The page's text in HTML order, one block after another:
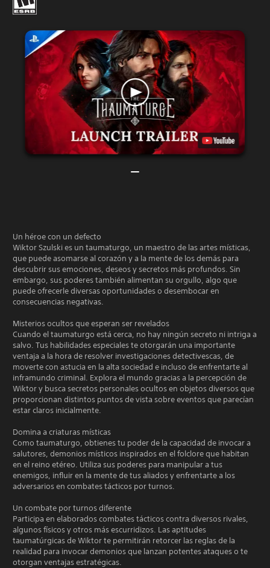
Un héroe con un defecto
Wiktor Szulski es un taumaturgo, un maestro de las artes místicas,
que puede asomarse al corazón y a la mente de los demás para
descubrir sus emociones, deseos y secretos más profundos. Sin
embargo, sus poderes también alimentan su orgullo, algo que
puede ofrecerle diversas oportunidades o desembocar en
consecuencias negativas.
Misterios ocultos que esperan ser revelados
Cuando el taumaturgo está cerca, no hay ningún secreto ni intriga a
salvo. Tus habilidades especiales te otorgarán una importante
ventaja a la hora de resolver investigaciones detectivescas, de
moverte con astucia en la alta sociedad e incluso de enfrentarte al
inframundo criminal. Explora el mundo gracias a la percepción de
Wiktor y busca secretos personales ocultos en objetos diversos que
proporcionan distintos puntos de vista sobre eventos que parecían
estar claros inicialmente.
Domina a criaturas místicas
Como taumaturgo, obtienes tu poder de la capacidad de invocar a
salutores, demonios místicos inspirados en el folclore que habitan
en el reino etéreo. Utiliza sus poderes para manipular a tus
enemigos, influir en la mente de tus aliados y enfrentarte a los
adversarios en combates tácticos por turnos.
Un combate por turnos diferente
Participa en elaborados combates tácticos contra diversos rivales,
algunos físicos y otros más escurridizos. Las aptitudes
taumatúrgicas de Wiktor te permitirán retorcer las reglas de la
realidad para invocar demonios que lanzan potentes ataques o te
otorgan ventajas estratégicas.